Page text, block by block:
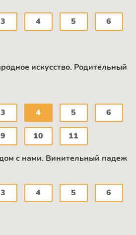
3 4 5 6
искусство. Родительный
3 4 5 6
9 10 11
с нами. Винительный падеж
3 4 5 6